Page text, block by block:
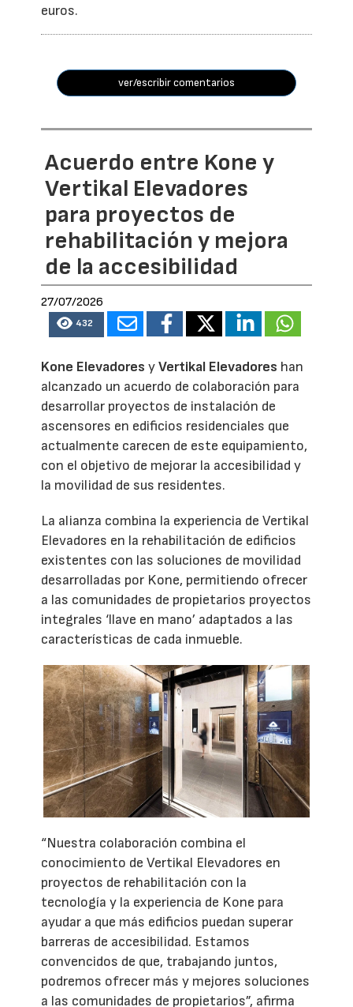
euros.
ver/escribir comentarios
Acuerdo entre Kone y
Vertikal Elevadores
para proyectos de
rehabilitación y mejora
de la accesibilidad
27/07/2026
432
Kone Elevadores yVertikal Elevadores han
alcanzado un acuerdo de colaboración para
desarrollar proyectos de instalación de
ascensores en edificios residenciales que
actualmente carecen de este equipamiento,
con el objetivo de mejorar la accesibilidad y
la movilidad de sus residentes.
La alianza combina la experiencia de Vertikal
Elevadores en la rehabilitación de edificios
existentes con las soluciones de movilidad
desarrolladas por Kone, permitiendo ofrecer
a las comunidades de propietarios proyectos
integrales ‘llave en mano’ adaptados a las
características de cada inmueble.
“Nuestra colaboración combina el
conocimiento de Vertikal Elevadores en
proyectos de rehabilitación con la
tecnología y la experiencia de Kone para
ayudar a que más edificios puedan superar
barreras de accesibilidad. Estamos
convencidos de que, trabajando juntos,
podremos ofrecer más y mejores soluciones
a las comunidades de propietarios”, afirma